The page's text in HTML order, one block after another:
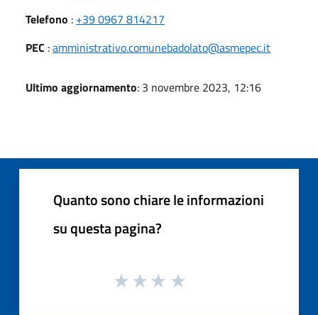
Telefono : +39 0967 814217
PEC :amministrativo.comunebadolato@asmepec.it
Ultimo aggiornamento: 3 novembre 2023, 12:16
Quanto sono chiare le informazioni
su questa pagina?